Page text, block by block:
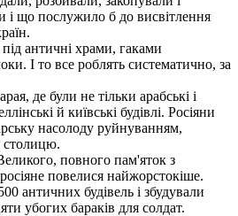
і що послужило б до висвітлення
античні храми, гаками
І то все роблять систематично, за
де були не тільки арабські і
й київські будівлі. Росіяни
насолоду руйнуванням,
повного пам'яток з
росіяне повелися найжорстокіше.
античних будівель і збудували
убогих бараків для солдат.